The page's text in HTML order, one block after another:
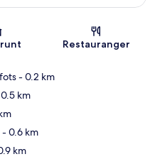
runt Restauranger
- 0.2 km
km
- 0.6 km
km